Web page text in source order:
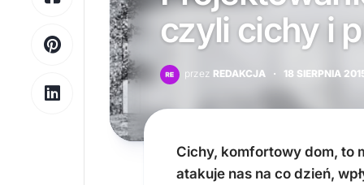
wnętrz
czyli cichy i
przez REDAKCJA · 18 SIERPNIA
Cichy, komfortowy dom, to
atakuje nas na co dzień,